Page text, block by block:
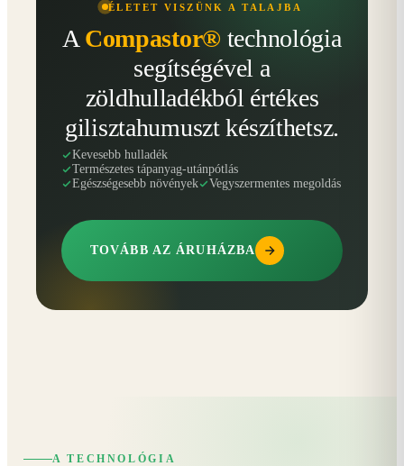
ÉLETET VISZÜNK A TALAJBA
A Compastor® technológia
segítségével a
zöldhulladékból értékes
gilisztahumuszt készíthetsz.
Kevesebb hulladék
Természetes tápanyag-utánpótlás
Egészségesebb növények
Vegyszermentes megoldás
TOVÁBB AZ ÁRUHÁZBA
A TECHNOLÓGIA